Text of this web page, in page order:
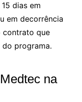
dias em
em decorrência
contrato que
programa.
na